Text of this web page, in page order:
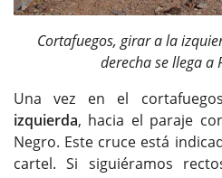
Cortafuegos, girar a la
derecha se llega a
Una vez en el
izquierda, hacia el paraje
Negro. Este cruce está
cartel. Si siguiéramos